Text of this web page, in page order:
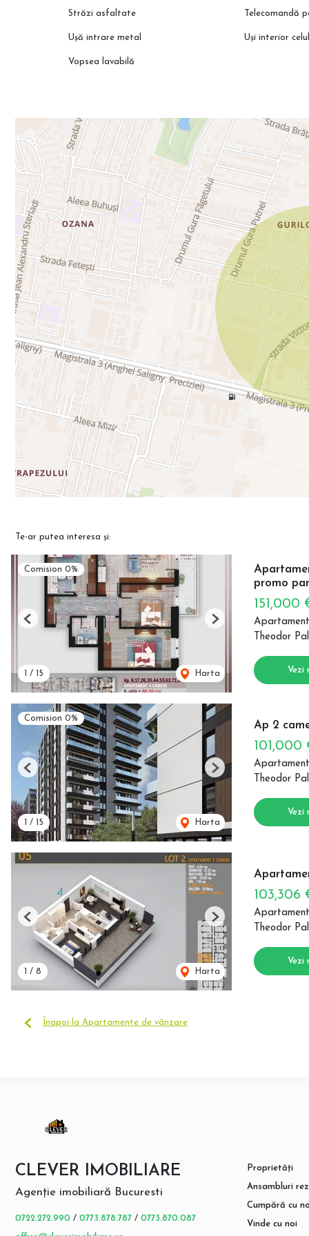
Gaze naturale
Energie electrică
Suprafețele sunt aproximative; cele exacte vor rezulta din
📞 Programează o vizionare cu reprezentantul direct al
🌐 Vezi oferta completă pe CleverImobiliare.ro – peste 1000
Străzi asfaltate Telecomandă
Ușă intrare metal Uși interior
Vopsea lavabilă
Te-ar putea interesa și:
Comision 0%
/ 15 Harta
Previous Next
promo
151,000
Theodor
Vezi
Comision 0%
/ 15 Harta
Previous Next
Ap 2
101,000
Theodor
Vezi
/ 8 Harta
Previous Next
103,306
Theodor
Vezi
Înapoi la Apartamente de vânzare
CLEVER IMOBILIARE
Agenție imobiliară Bucuresti
0722.272.990 / 0773.878.787 / 0773.870.087
Proprietăți
Ansambluri
Cumpără cu
Vinde cu noi